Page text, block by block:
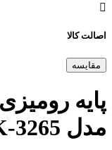
اصالت کالا
مقایسه
مدل TVDESK-3265